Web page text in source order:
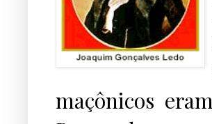
maçônicos